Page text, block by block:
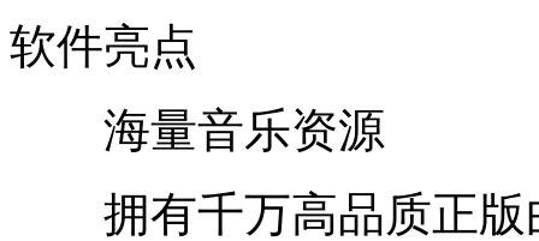
软件亮点
海量音乐资源
拥有千万高品质正版